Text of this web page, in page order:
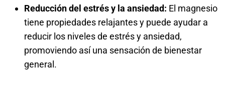
Reducción del estrés y la ansiedad: El magnesio
tiene propiedades relajantes y puede ayudar a
reducir los niveles de estrés y ansiedad,
promoviendo así una sensación de bienestar
general.